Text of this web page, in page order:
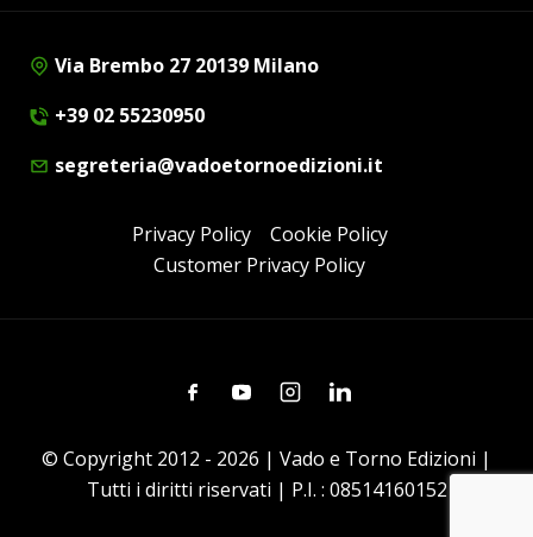
Via Brembo 27 20139 Milano
+39 02 55230950
segreteria@vadoetornoedizioni.it
Privacy Policy
Cookie Policy
Customer Privacy Policy
FacebookYoutubeInstagramLinkedin
© Copyright 2012 - 2026 | Vado e Torno Edizioni |
Tutti i diritti riservati | P.I. : 08514160152